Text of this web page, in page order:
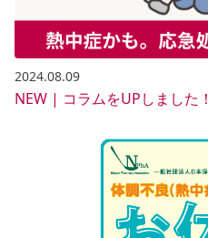
2024.08.09
NEW | コラムをUPしました！